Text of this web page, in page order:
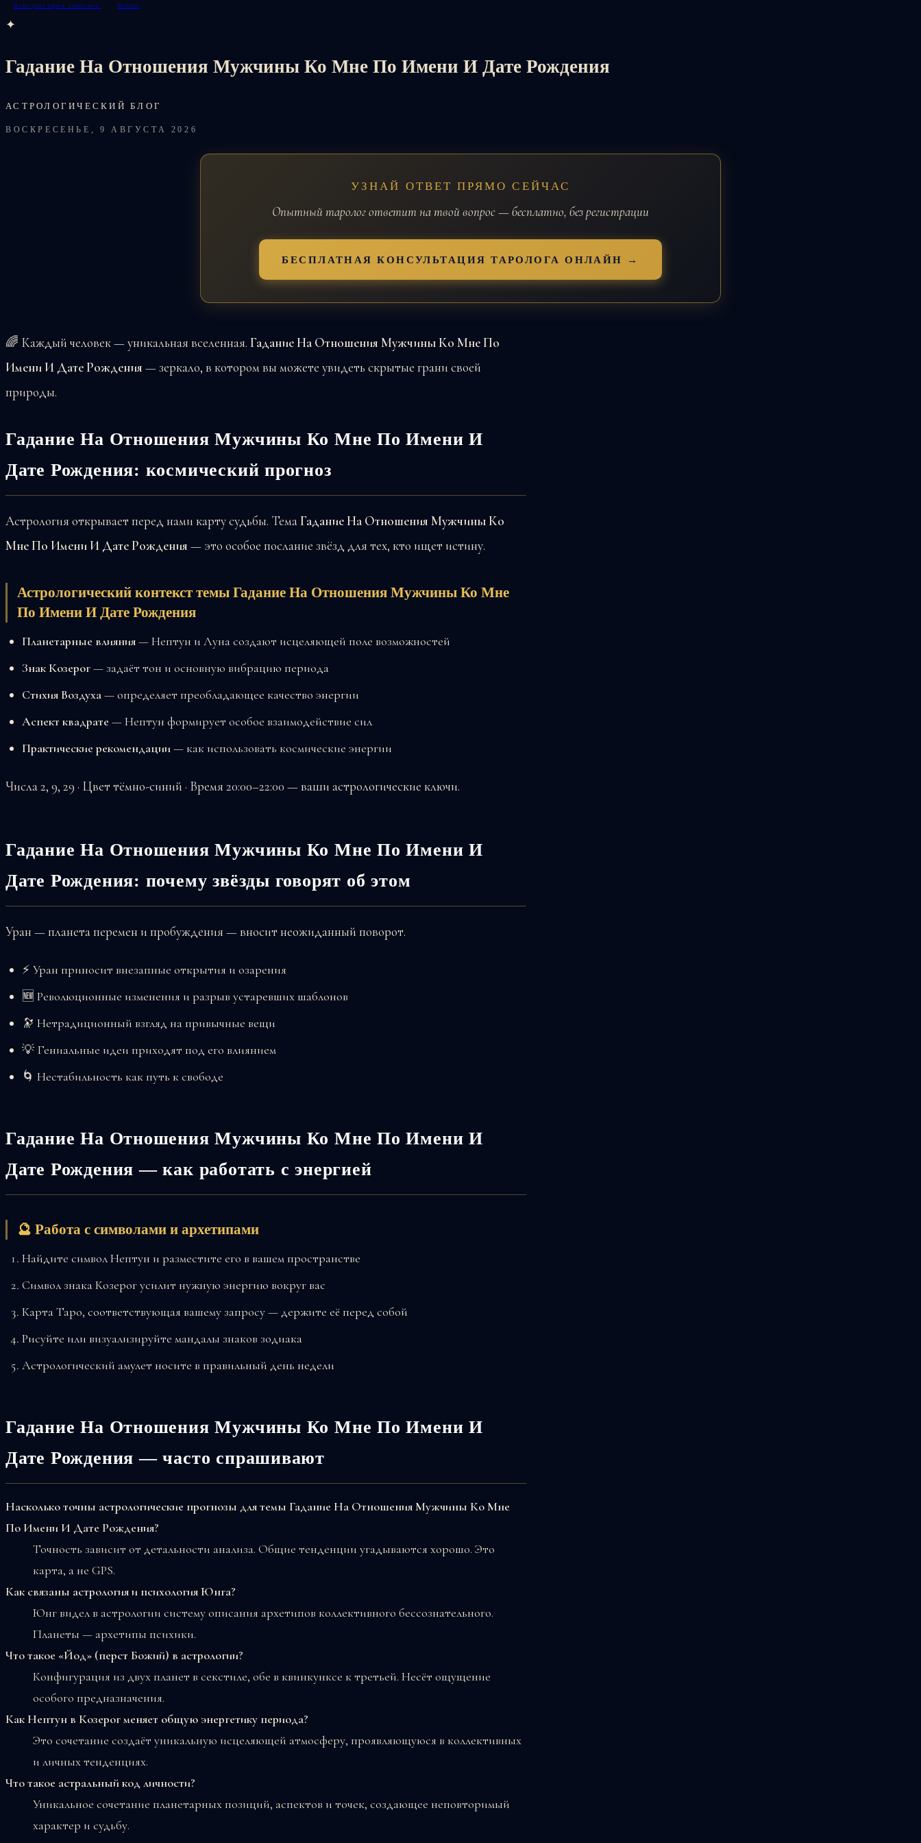
Консультация таролога Войти
✦
Гадание На Отношения Мужчины Ко Мне По Имени И Дате Рождения
АСТРОЛОГИЧЕСКИЙ БЛОГ
ВОСКРЕСЕНЬЕ, 9 АВГУСТА 2026
УЗНАЙ ОТВЕТ ПРЯМО СЕЙЧАС
Опытный таролог ответит на твой вопрос — бесплатно, без регистрации
БЕСПЛАТНАЯ КОНСУЛЬТАЦИЯ ТАРОЛОГА ОНЛАЙН →
🌈 Каждый человек — уникальная вселенная. Гадание На Отношения Мужчины Ко Мне По
Имени И Дате Рождения — зеркало, в котором вы можете увидеть скрытые грани своей
природы.
Гадание На Отношения Мужчины Ко Мне По Имени И
Дате Рождения: космический прогноз
Астрология открывает перед нами карту судьбы. ТемаГадание На Отношения Мужчины Ко
Мне По Имени И Дате Рождения — это особое послание звёзд для тех, кто ищет истину.
Астрологический контекст темы Гадание На Отношения Мужчины Ко Мне
По Имени И Дате Рождения
Планетарные влияния— Нептун и Луна создают исцеляющей поле возможностей
Знак Козерог— задаёт тон и основную вибрацию периода
Стихия Воздуха— определяет преобладающее качество энергии
Аспект квадрате — Нептун формирует особое взаимодействие сил
Практические рекомендации— как использовать космические энергии
Числа 2, 9, 29 · Цвет тёмно-синий · Время 20:00–22:00 — ваши астрологические ключи.
Гадание На Отношения Мужчины Ко Мне По Имени И
Дате Рождения: почему звёзды говорят об этом
Уран — планета перемен и пробуждения — вносит неожиданный поворот.
⚡ Уран приносит внезапные открытия и озарения
🆕 Революционные изменения и разрыв устаревших шаблонов
🔭 Нетрадиционный взгляд на привычные вещи
💡 Гениальные идеи приходят под его влиянием
🌀 Нестабильность как путь к свободе
Гадание На Отношения Мужчины Ко Мне По Имени И
Дате Рождения — как работать с энергией
🔮 Работа с символами и архетипами
Найдите символ Нептун и разместите его в вашем пространстве
Символ знака Козерог усилит нужную энергию вокруг вас
Карта Таро, соответствующая вашему запросу — держите её перед собой
Рисуйте или визуализируйте мандалы знаков зодиака
Астрологический амулет носите в правильный день недели
Гадание На Отношения Мужчины Ко Мне По Имени И
Дате Рождения — часто спрашивают
Насколько точны астрологические прогнозы для темы Гадание На Отношения Мужчины Ко Мне
По Имени И Дате Рождения?
Точность зависит от детальности анализа. Общие тенденции угадываются хорошо. Это
карта, а не GPS.
Как связаны астрология и психология Юнга?
Юнг видел в астрологии систему описания архетипов коллективного бессознательного.
Планеты — архетипы психики.
Что такое «Йод» (перст Божий) в астрологии?
Конфигурация из двух планет в секстиле, обе в квинкунксе к третьей. Несёт ощущение
особого предназначения.
Как Нептун в Козерог меняет общую энергетику периода?
Это сочетание создаёт уникальную исцеляющей атмосферу, проявляющуюся в коллективных
и личных тенденциях.
Что такое астральный код личности?
Уникальное сочетание планетарных позиций, аспектов и точек, создающее неповторимый
характер и судьбу.